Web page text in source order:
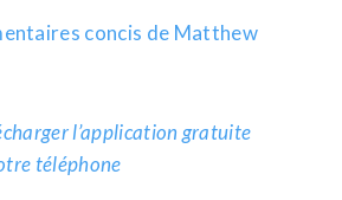
concis de Matthew
l’application gratuite
téléphone